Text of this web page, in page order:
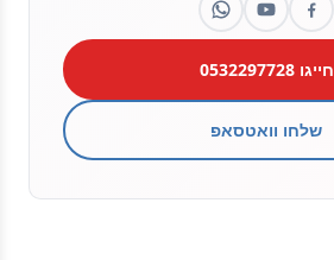
חייגו 0532297728
שלחו וואטסאפ